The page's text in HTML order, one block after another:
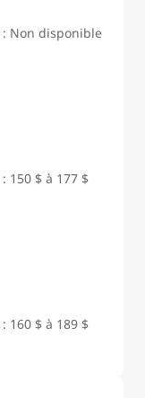
: Non disponible
: 150 $ à 177 $
: 160 $ à 189 $